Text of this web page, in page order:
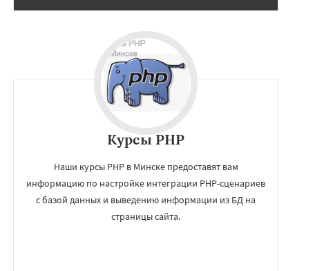
Курсы PHP
Наши курсы PHP в Минске предоставят вам
информацию по настройке интеграции PHP-сценариев
с базой данных и выведению информации из БД на
страницы сайта.